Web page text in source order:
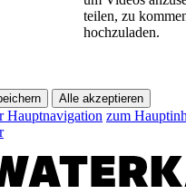
teilen, zu
hochzuladen.
Alle akzeptieren
Hauptnavigation zum